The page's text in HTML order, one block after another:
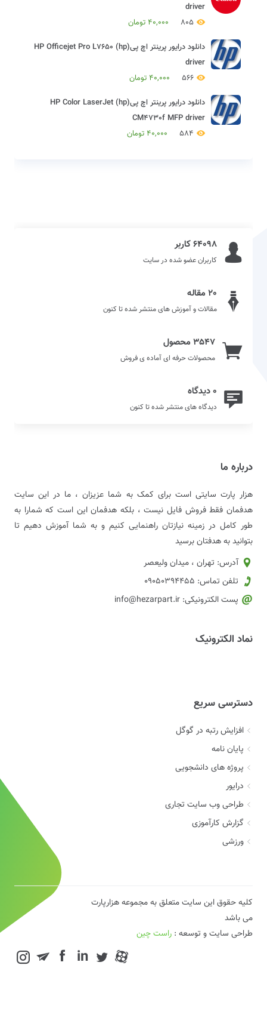
driver
805
40,000 تومان
دانلود درایور پرینتر اچ پی(hp) HP Officejet Pro L7650
driver
566
40,000 تومان
دانلود درایور پرینتر اچ پی(hp) HP Color LaserJet
CM4730f MFP driver
584
40,000 تومان
64098 کاربر
کاربران عضو شده در سایت
20 مقاله
مقالات و آموزش های منتشر شده تا کنون
3547 محصول
محصولات حرفه ای آماده ی فروش
0 دیدگاه
دیدگاه های منتشر شده تا کنون
درباره ما
هزار پارت سایتی است برای کمک به شما عزیزان ، ما در این سایت
هدفمان فقط فروش فایل نیست ، بلکه هدفمان این است که شمارا به
طور کامل در زمینه نیازتان راهنمایی کنیم و به شما آموزش دهیم تا
بتوانید به هدفتان برسید
آدرس: تهران ، میدان ولیعصر
تلفن تماس: 09050394455
پست الکترونیکی: info@hezarpart.ir
نماد الکترونیک
دسترسی سریع
افزایش رتبه در گوگل
پایان نامه
پروژه های دانشجویی
درایور
طراحی وب سایت تجاری
گزارش کارآموزی
ورزشی
کلیه حقوق این سایت متعلق به مجموعه هزارپارت
می باشد
طراحی سایت و توسعه : راست چین
in